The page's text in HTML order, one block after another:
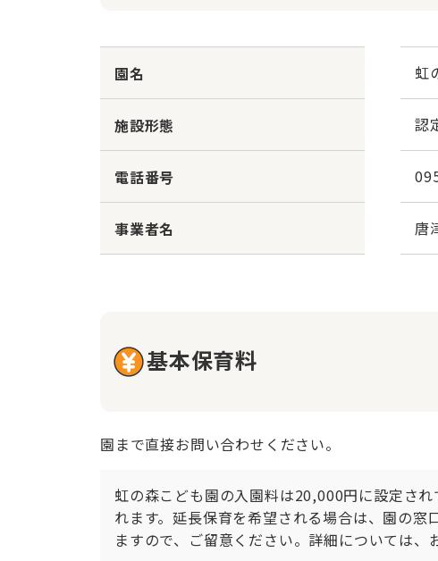
園名 虹
施設形態 認
電話番号
事業者名 唐
基本保育料
園まで直接お問い合わせください。
虹の森こども園の入園料は20,000円に設定さ
れます。延長保育を希望される場合は、園の
ますので、ご留意ください。詳細については、